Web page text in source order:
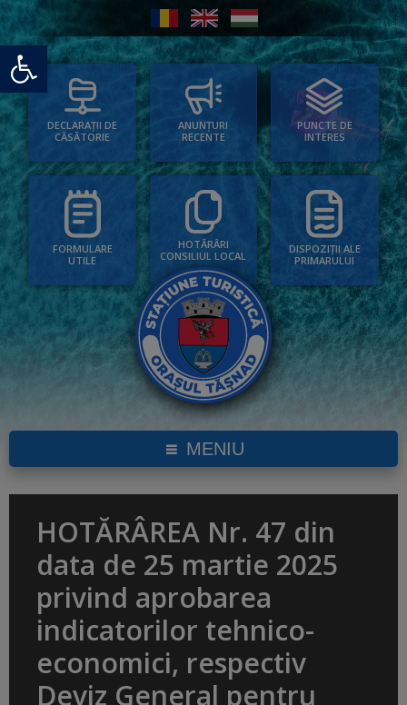
Deschide bara de unelte
DECLARAȚII DE
CĂSĂTORIE
ANUNȚURI
RECENTE
PUNCTE DE
INTERES
FORMULARE
UTILE
HOTĂRÂRI
CONSILIUL LOCAL
DISPOZIȚII ALE
PRIMARULUI
MENIU
HOTĂRÂREA Nr. 47 din
data de 25 martie 2025
privind aprobarea
indicatorilor tehnico-
economici, respectiv
Deviz General pentru